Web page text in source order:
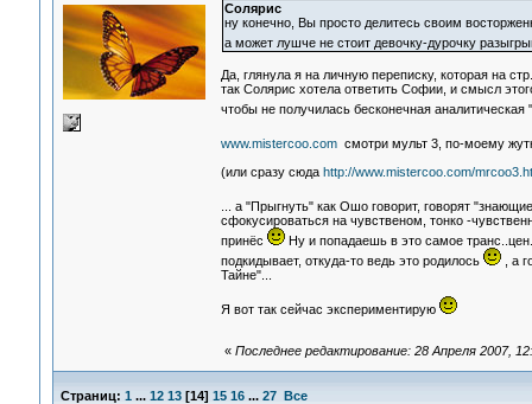
Солярис
ну конечно, Вы просто делитесь своим
а может лушче не стоит девочку-дурочку
Да, глянула я на личную переписку, которая на
так Солярис хотела ответить Софии, и смысл
чтобы не получилась бесконечная
www.mistercoo.comсмотри мульт 3, по-моему
(или сразу сюда http://www.mistercoo.com/
... а "Прыгнуть" как Ошо говорит, говорят
сфокусироваться на чувственом, тонко -
принёс
Ну и попадаешь в это самое
подкидывает, откуда-то ведь это родилось
, а
Тайне"...
Я вот так сейчас экспериментирую
« Последнее редактирование: 28 Апреля 2007,
Страниц: 1 ... 12 13[14] 15 16 ... 27 Все